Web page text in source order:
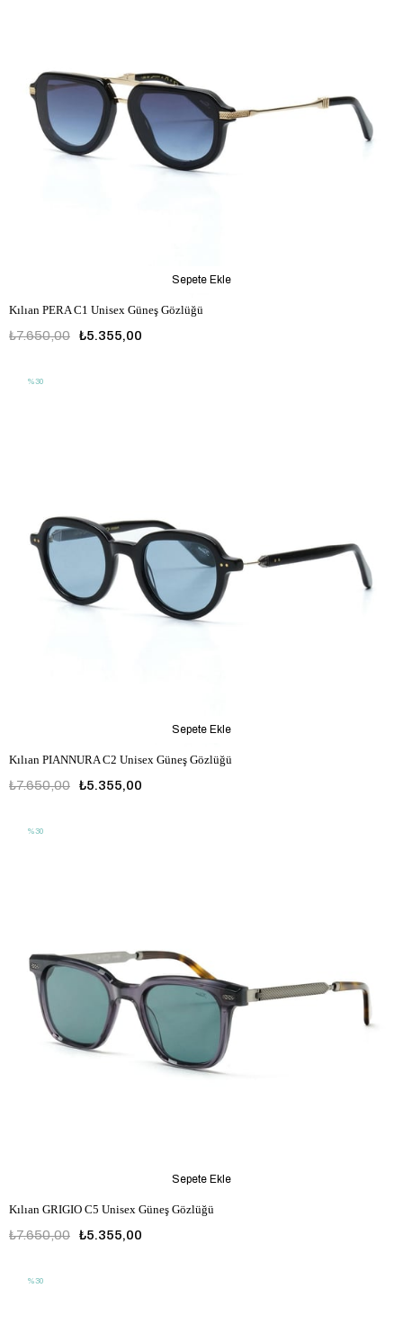
Kılıan PERA C1 Unisex Güneş Gözlüğü
₺5.355,00
₺7.650,00
Sepete Ekle
Kılıan PIANNURA C2 Unisex Güneş Gözlüğü
₺5.355,00
₺7.650,00
Sepete Ekle
%30
Kılıan GRIGIO C5 Unisex Güneş Gözlüğü
₺5.355,00
₺7.650,00
Sepete Ekle
%30
%30